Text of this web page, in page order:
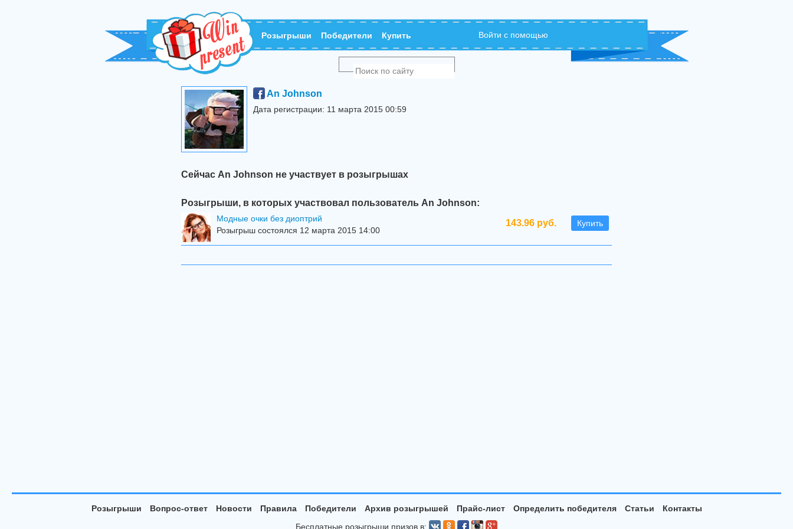
Розыгрыши Победители Купить Войти с помощью
An Johnson
Дата регистрации: 11 марта 2015 00:59
Сейчас An Johnson не участвует в розыгрышах
Розыгрыши, в которых участвовал пользователь An Johnson:
143.96 руб. Купить
Модные очки без диоптрий
Розыгрыш состоялся 12 марта 2015 14:00
Розыгрыши Вопрос-ответ Новости Правила Победители Архив розыгрышей Прайс-лист Определить победителя Статьи
Контакты
Бесплатные розыгрыши призов в: